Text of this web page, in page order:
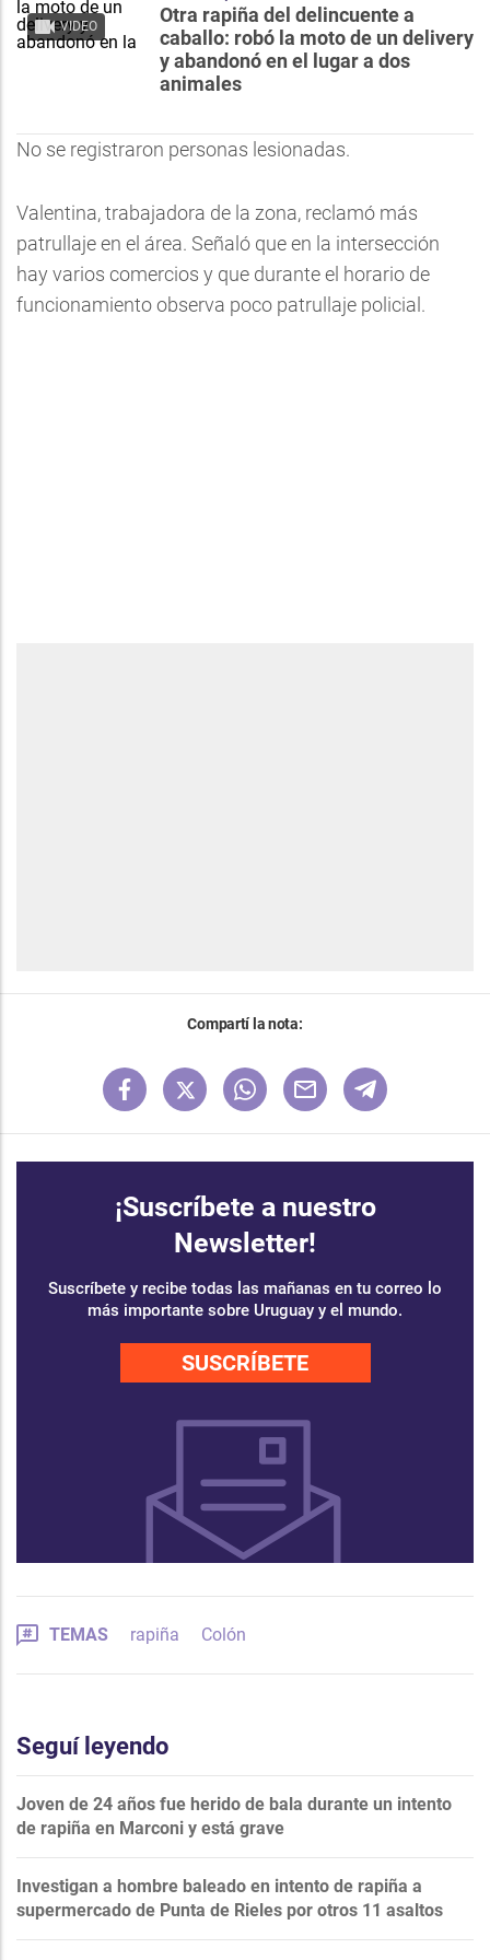
VIDEO
Otra rapiña del delincuente a
caballo: robó la moto de un delivery
y abandonó en el lugar a dos
animales
No se registraron personas lesionadas.
Valentina, trabajadora de la zona, reclamó más
patrullaje en el área. Señaló que en la intersección
hay varios comercios y que durante el horario de
funcionamiento observa poco patrullaje policial.
Compartí la nota:
¡Suscríbete a nuestro
Newsletter!
Suscríbete y recibe todas las mañanas en tu correo lo
más importante sobre Uruguay y el mundo.
SUSCRÍBETE
TEMAS rapiña Colón
Seguí leyendo
Joven de 24 años fue herido de bala durante un intento
de rapiña en Marconi y está grave
Investigan a hombre baleado en intento de rapiña a
supermercado de Punta de Rieles por otros 11 asaltos